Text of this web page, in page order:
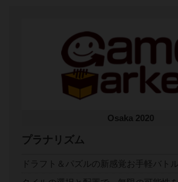
Osaka 2020
プラナリズム
ドラフト＆パズルの新感覚お手軽バトル